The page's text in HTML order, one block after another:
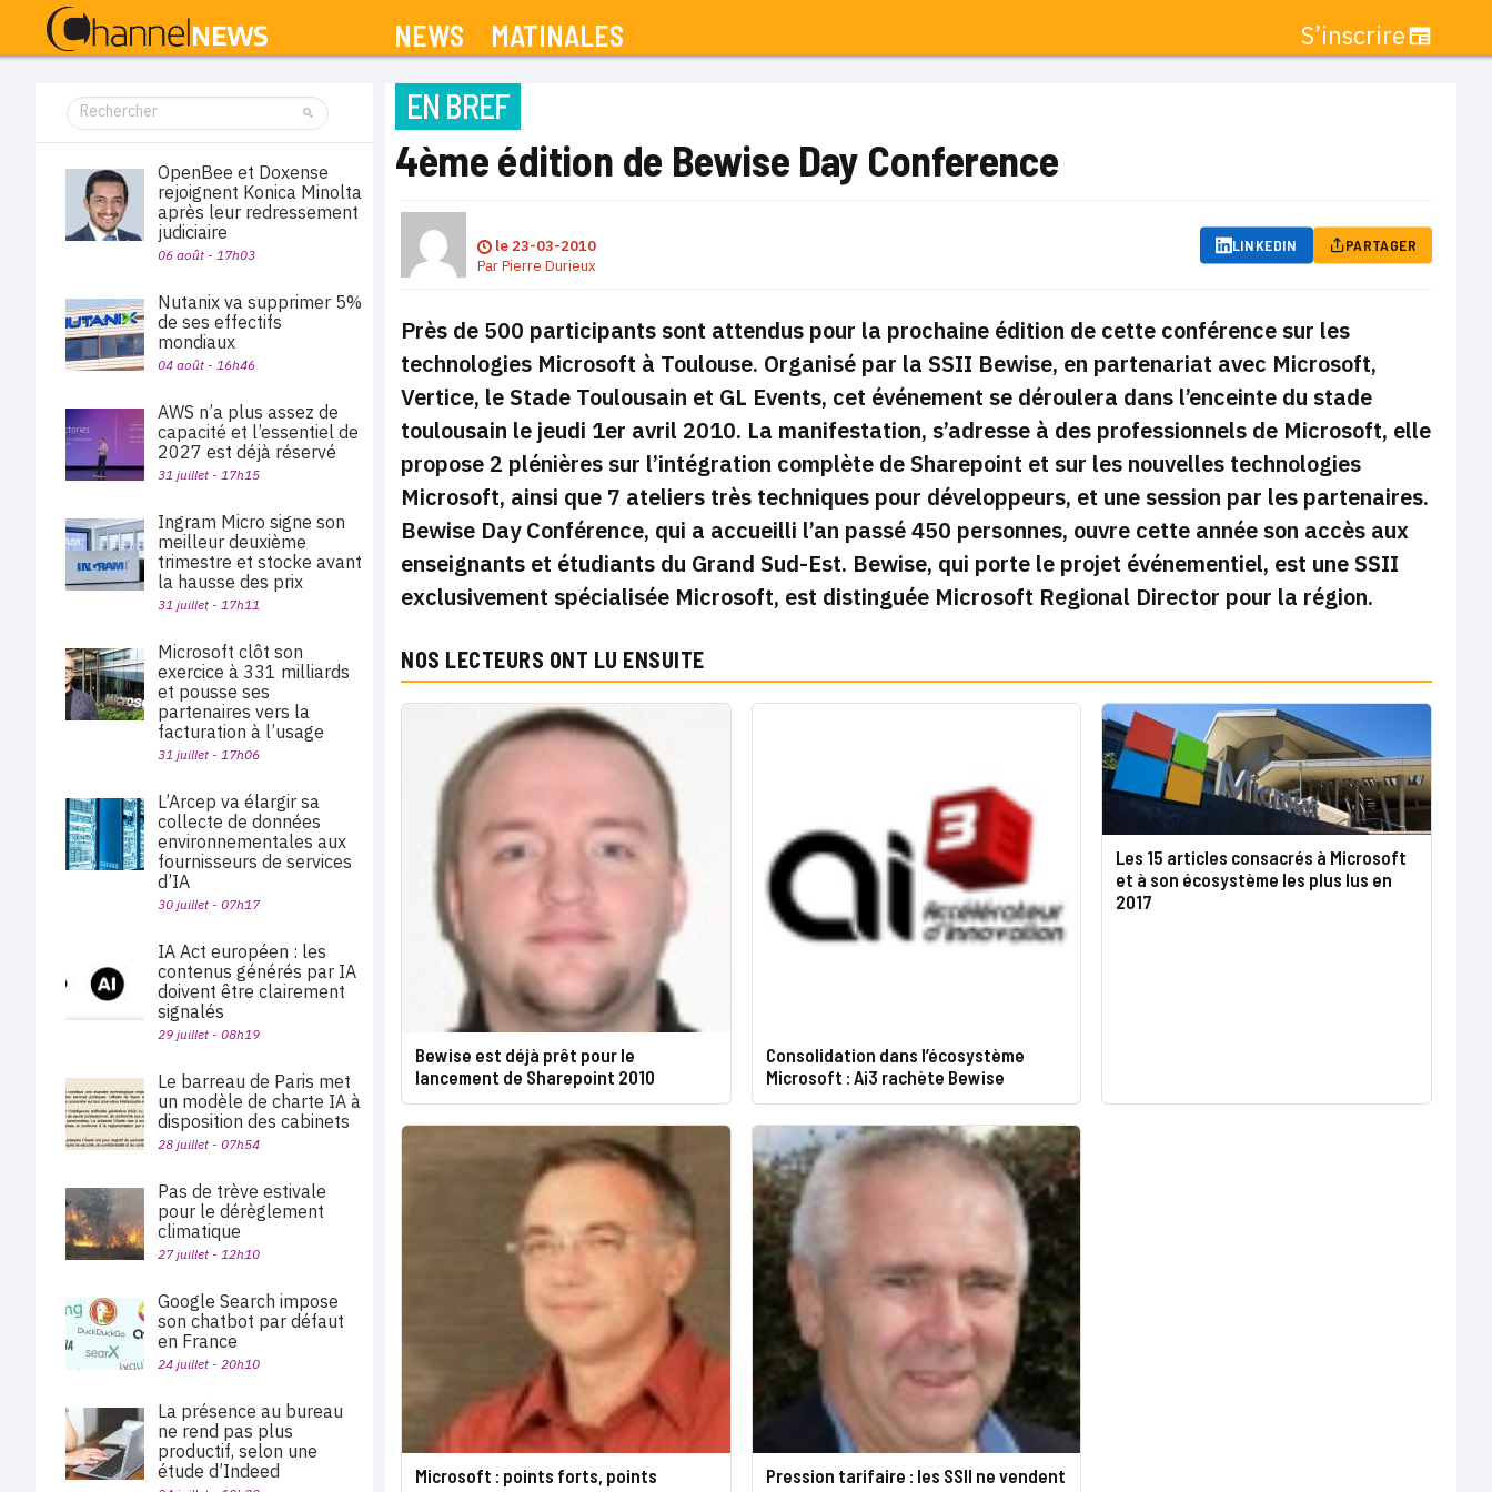
NEWS MATINALES S’inscrire
EN BREF
4ème édition de Bewise Day Conference
le 23-03-2010
ParPierre Durieux
LINKEDIN PARTAGER
Près de 500 participants sont attendus pour la prochaine édition de cette conférence sur les
technologies Microsoft à Toulouse. Organisé par la SSII Bewise, en partenariat avec Microsoft,
Vertice, le Stade Toulousain et GL Events, cet événement se déroulera dans l’enceinte du stade
toulousain le jeudi 1er avril 2010. La manifestation, s’adresse à des professionnels de Microsoft, elle
propose 2 plénières sur l’intégration complète de Sharepoint et sur les nouvelles technologies
Microsoft, ainsi que 7 ateliers très techniques pour développeurs, et une session par les partenaires.
Bewise Day Conférence, qui a accueilli l’an passé 450 personnes, ouvre cette année son accès aux
enseignants et étudiants du Grand Sud-Est. Bewise, qui porte le projet événementiel, est une SSII
exclusivement spécialisée Microsoft, est distinguée Microsoft Regional Director pour la région.
NOS LECTEURS ONT LU ENSUITE
Bewise est déjà prêt pour le
lancement de Sharepoint 2010
Consolidation dans l’écosystème
Microsoft : Ai3 rachète Bewise
Les 15 articles consacrés à Microsoft
et à son écosystème les plus lus en
2017
Microsoft : points forts, points
Pression tarifaire : les SSII ne vendent
OpenBee et Doxense
rejoignent Konica Minolta
après leur redressement
judiciaire
06 août - 17h03
Nutanix va supprimer 5%
de ses effectifs
mondiaux
04 août - 16h46
AWS n’a plus assez de
capacité et l’essentiel de
2027 est déjà réservé
31 juillet - 17h15
Ingram Micro signe son
meilleur deuxième
trimestre et stocke avant
la hausse des prix
31 juillet - 17h11
Microsoft clôt son
exercice à 331 milliards
et pousse ses
partenaires vers la
facturation à l’usage
31 juillet - 17h06
L’Arcep va élargir sa
collecte de données
environnementales aux
fournisseurs de services
d’IA
30 juillet - 07h17
IA Act européen : les
contenus générés par IA
doivent être clairement
signalés
29 juillet - 08h19
Le barreau de Paris met
un modèle de charte IA à
disposition des cabinets
28 juillet - 07h54
Pas de trève estivale
pour le dérèglement
climatique
27 juillet - 12h10
Google Search impose
son chatbot par défaut
en France
24 juillet - 20h10
La présence au bureau
ne rend pas plus
productif, selon une
étude d’Indeed